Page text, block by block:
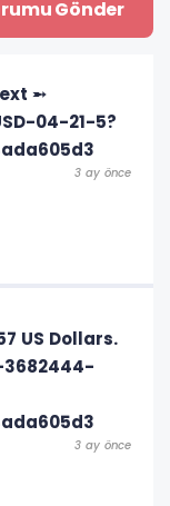
➵
04-21-5?
3 ay önce
US Dollars.
3682444-
3 ay önce